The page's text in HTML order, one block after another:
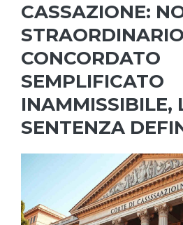
CASSAZIONE:
CONCORDATO
SEMPLIFICATO
INAMMISSIBILE,
SENTENZA